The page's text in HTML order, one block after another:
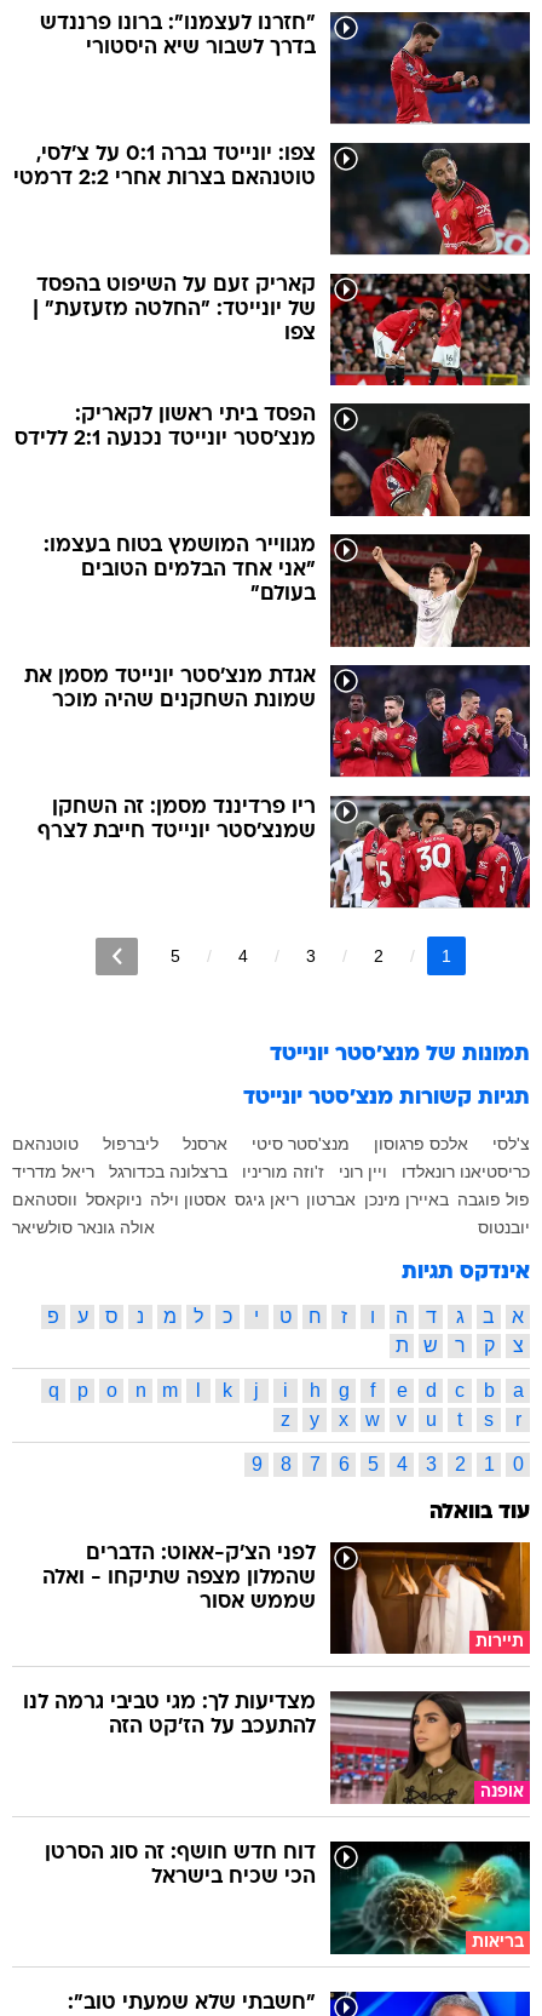
"חזרנו לעצמנו": ברונו פרננדש
בדרך לשבור שיא היסטורי
צפו: יונייטד גברה 0:1 על צ'לסי,
טוטנהאם בצרות אחרי 2:2 דרמטי
קאריק זעם על השיפוט בהפסד
של יונייטד: "החלטה מזעזעת" |
צפו
הפסד ביתי ראשון לקאריק:
מנצ'סטר יונייטד נכנעה 2:1 ללידס
מגווייר המושמץ בטוח בעצמו:
"אני אחד הבלמים הטובים
בעולם"
אגדת מנצ'סטר יונייטד מסמן את
שמונת השחקנים שהיה מוכר
ריו פרדיננד מסמן: זה השחקן
שמנצ'סטר יונייטד חייבת לצרף
1
2
3
4
5
תמונות של מנצ'סטר יונייטד
תגיות קשורות מנצ'סטר יונייטד
צ'לסי אלכס פרגוסון מנצ'סטר סיטי ארסנל ליברפול
טוטנהאם
כריסטיאנו רונאלדו
ויין רוני ז'וזה מוריניו ברצלונה בכדורגל
ריאל מדריד
פול פוגבה באיירן מינכן אברטון ריאן גיגס אסטון וילה ניוקאסל ווסטהאם
יובנטוס
אולה גונאר סולשיאר
אינדקס תגיות
א ב ג ד ה ו ז ח ט י כ ל מ נ ס ע
פ
צ
ק ר ש ת
a
b
c
d
e
f
g
h
i
j
k
m
n
o
p
q
r
s
t
u
v
w
x
y
z
0
1
2
3
4
5
6
7
8
9
עוד בוואלה
תיירות
לפני הצ'ק-אאוט: הדברים
שהמלון מצפה שתיקחו - ואלה
שממש אסור
אופנה
מצדיעות לך: מגי טביבי גרמה לנו
להתעכב על הז'קט הזה
בריאות
דוח חדש חושף: זה סוג הסרטן
הכי שכיח בישראל
"חשבתי שלא שמעתי טוב":